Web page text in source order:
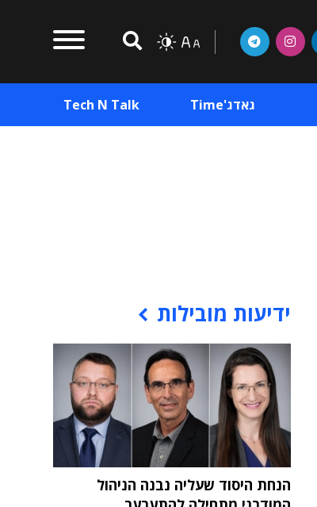
גאדג'Time Tech N Talk
ידיעות מובילות
הנחת היסוד שעליה נבנה הניהול